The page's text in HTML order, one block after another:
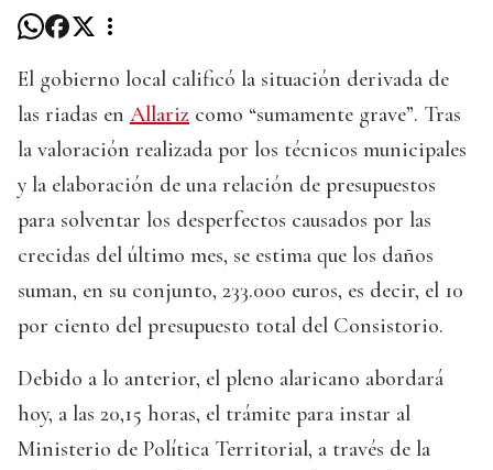
El gobierno local calificó la situación derivada de
las riadas en Allariz como “sumamente grave”. Tras
la valoración realizada por los técnicos municipales
y la elaboración de una relación de presupuestos
para solventar los desperfectos causados por las
crecidas del último mes, se estima que los daños
suman, en su conjunto, 233.000 euros, es decir, el 10
por ciento del presupuesto total del Consistorio.
Debido a lo anterior, el pleno alaricano abordará
hoy, a las 20,15 horas, el trámite para instar al
Ministerio de Política Territorial, a través de la